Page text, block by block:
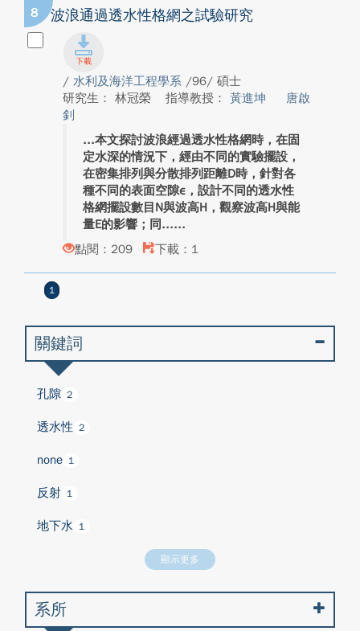
8 波浪通過透水性格網之試驗研究
/ 水利及海洋工程學系 /96/ 碩士
研究生： 林冠榮
指導教授： 黃進坤
唐啟
釗
本文探討波浪經過透水性格網時，在固
定水深的情況下，經由不同的實驗擺設，
在密集排列與分散排列距離D時，針對各
種不同的表面空隙ε，設計不同的透水性
格網擺設數目N與波高H，觀察波高H與能
量E的影響；同...
點閱：209
下載：1
1
關鍵詞
孔隙 2
透水性 2
none 1
反射 1
地下水 1
顯示更多
系所